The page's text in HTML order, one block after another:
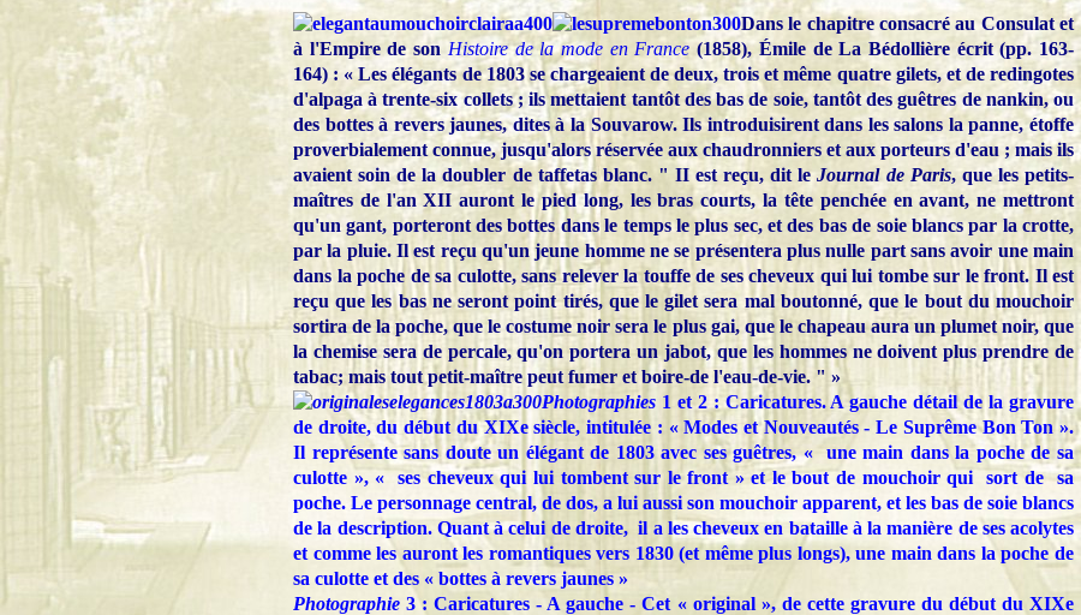
Dans le chapitre consacré au Consulat et
à l'Empire de son Histoire de la mode en France (1858), Émile de La Bédollière écrit (pp. 163-
164) : « Les élégants de 1803 se chargeaient de deux, trois et même quatre gilets, et de redingotes
d'alpaga à trente-six collets ; ils mettaient tantôt des bas de soie, tantôt des guêtres de nankin, ou
des bottes à revers jaunes, dites à la Souvarow. Ils introduisirent dans les salons la panne, étoffe
proverbialement connue, jusqu'alors réservée aux chaudronniers et aux porteurs d'eau ; mais ils
avaient soin de la doubler de taffetas blanc. " II est reçu, dit leJournal de Paris, que les petits-
maîtres de l'an XII auront le pied long, les bras courts, la tête penchée en avant, ne mettront
qu'un gant, porteront des bottes dans le temps le plus sec, et des bas de soie blancs par la crotte,
par la pluie. Il est reçu qu'un jeune homme ne se présentera plus nulle part sans avoir une main
dans la poche de sa culotte, sans relever la touffe de ses cheveux qui lui tombe sur le front. Il est
reçu que les bas ne seront point tirés, que le gilet sera mal boutonné, que le bout du mouchoir
sortira de la poche, que le costume noir sera le plus gai, que le chapeau aura un plumet noir, que
la chemise sera de percale, qu'on portera un jabot, que les hommes ne doivent plus prendre de
tabac; mais tout petit-maître peut fumer et boire-de l'eau-de-vie. " »
Photographies 1 et 2 : Caricatures. A gauche détail de la gravure
de droite, du début du XIXe siècle, intitulée : « Modes et Nouveautés - Le Suprême Bon Ton ».
Il représente sans doute un élégant de 1803 avec ses guêtres, « une main dans la poche de sa
culotte », « ses cheveux qui lui tombent sur le front » et le bout de mouchoir qui sort de sa
poche. Le personnage central, de dos, a lui aussi son mouchoir apparent, et les bas de soie blancs
de la description. Quant à celui de droite, il a les cheveux en bataille à la manière de ses acolytes
et comme les auront les romantiques vers 1830 (et même plus longs), une main dans la poche de
sa culotte et des « bottes à revers jaunes »
Photographie 3 : Caricatures - A gauche - Cet « original », de cette gravure du début du XIXe